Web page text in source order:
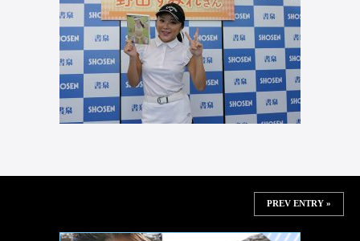
PREV ENTRY »